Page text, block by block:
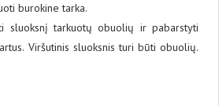
burokine tarka.
sluoksnį tarkuotų obuolių ir pabarstyti
Viršutinis sluoksnis turi būti obuolių.